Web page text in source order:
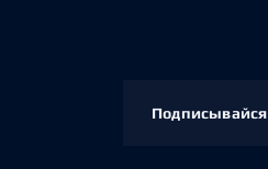
Подписывайся